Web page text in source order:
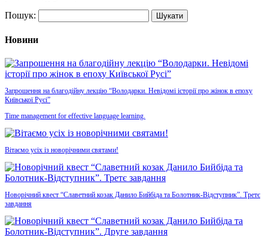
Пошук:
Новини
Запрошення на благодійну лекцію “Володарки. Невідомі історії про жінок в епоху
Київської Русі”
Time management for effective language learning.
Вітаємо усіх із новорічними святами!
Новорічний квест “Славетний козак Данило Бийбіда та Болотник-Відступник”. Третє
завдання